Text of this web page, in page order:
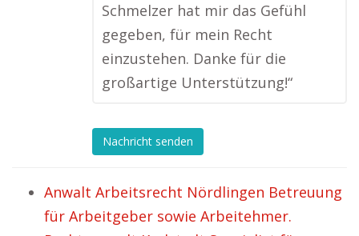
Schmelzer hat mir das Gefühl
gegeben, für mein Recht
einzustehen. Danke für die
großartige Unterstützung!“
Nachricht senden
Anwalt Arbeitsrecht Nördlingen Betreuung
für Arbeitgeber sowie Arbeitehmer.